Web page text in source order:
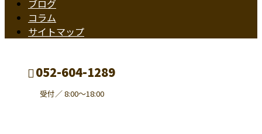
ブログ
コラム
サイトマップ
052-604-1289
受付／ 8:00～18:00